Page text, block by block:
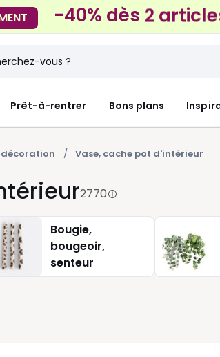
-40% dès 2
Prêt-à-rentrer Bons plans
décoration Vase, cache pot d'intérieur
2770
Bougie,
bougeoir,
senteur